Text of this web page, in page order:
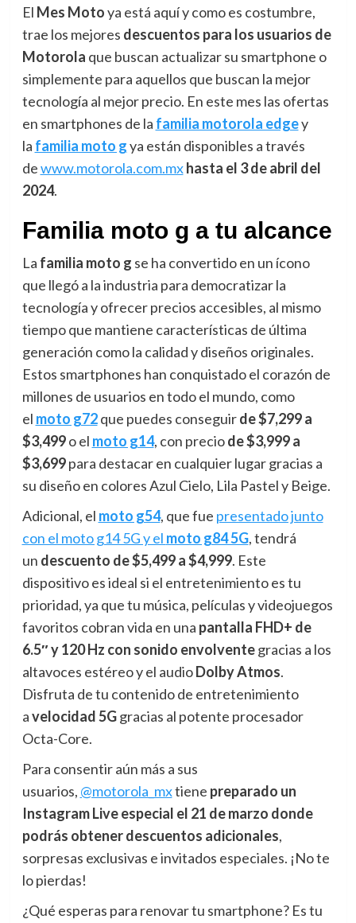
El Mes Motoya está aquí y como es costumbre,
trae los mejores descuentos para los usuarios de
Motorola que buscan actualizar su smartphone o
simplemente para aquellos que buscan la mejor
tecnología al mejor precio. En este mes las ofertas
en smartphones de la familia motorola edgey
la familia moto gya están disponibles a través
dewww.motorola.com.mx hasta el 3 de abril del
2024.
Familia moto g a tu alcance
La familia moto g se ha convertido en un ícono
que llegó a la industria para democratizar la
tecnología y ofrecer precios accesibles, al mismo
tiempo que mantiene características de última
generación como la calidad y diseños originales.
Estos smartphones han conquistado el corazón de
millones de usuarios en todo el mundo, como
el moto g72que puedes conseguirde $7,299 a
$3,499o el moto g14, con preciode $3,999 a
$3,699para destacar en cualquier lugar gracias a
su diseño en colores Azul Cielo, Lila Pastel y Beige.
Adicional, el moto g54, que fue presentado junto
con el moto g14 5G y el moto g84 5G, tendrá
un descuento de $5,499 a $4,999. Este
dispositivo es ideal si el entretenimiento es tu
prioridad, ya que tu música, películas y videojuegos
favoritos cobran vida en una pantalla FHD+ de
6.5″ y 120 Hz con sonido envolventegracias a los
altavoces estéreo y el audioDolby Atmos.
Disfruta de tu contenido de entretenimiento
avelocidad 5Ggracias al potente procesador
Octa-Core.
Para consentir aún más a sus
usuarios, @motorola_mxtiene preparado un
Instagram Live especial el 21 de marzo donde
podrás obtener descuentos adicionales,
sorpresas exclusivas e invitados especiales. ¡No te
lo pierdas!
¿Qué esperas para renovar tu smartphone? Es tu